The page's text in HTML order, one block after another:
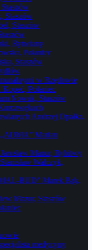
Staszów
Staszów
Rytwiany
Połaniec
Staszów
w Rzędowie
Połaniec
Nowak, Staszów
Andrzej Opałka,
„ADMA” Marian
Mazur, Rybitwy
Walczyk,
BUD” Marek Bąk,
Mazur, Staszów
medycyny